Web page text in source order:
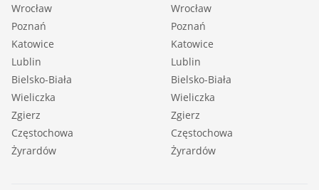
Wrocław
Poznań
Katowice
Lublin
Bielsko-Biała
Wieliczka
Zgierz
Częstochowa
Żyrardów
Wrocław
Poznań
Katowice
Lublin
Bielsko-Biała
Wieliczka
Zgierz
Częstochowa
Żyrardów